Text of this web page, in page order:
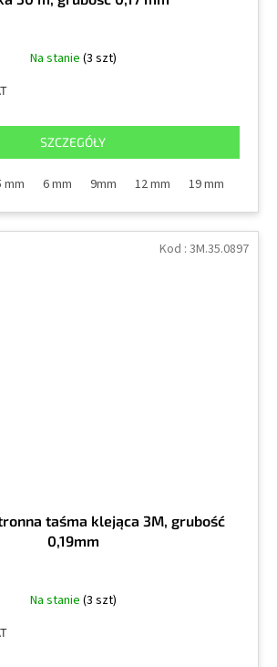
Na stanie (3 szt)
SZCZEGÓŁY
mm 6 mm 9mm 12 mm 19 mm
taśma klejąca 3M, grubość
0,19mm
Na stanie (3 szt)
Kod : 3M.35.0897